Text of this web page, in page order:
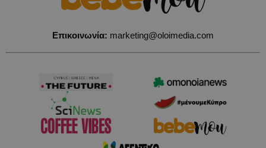
Επικοινωνία: marketing@oloimedia.com